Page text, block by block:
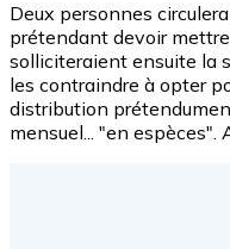
Deux personnes
prétendant devoir
solliciteraient ensuite la
les contraindre à opter
distribution
mensuel... "en espèces".